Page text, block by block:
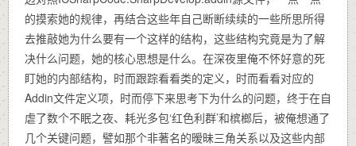
的摸索她的规律，再结合这些年自己断断续续的一些所思所得
去推敲她为什么要有一个这样的结构，这些结构究竟是为了解
决什么问题，她的核心思想是什么。在深夜里俺不怀好意的死
盯她的内部结构，时而跟踪看看类的定义，时而看看对应的
Addin文件定义项，时而停下来思考下为什么的问题，终于在自
虐了数个不眠之夜、耗光多包‘红色利群’和槟榔后，被俺想通了
几个关键问题，譬如那个非著名的暧昧三角关系以及这些内部